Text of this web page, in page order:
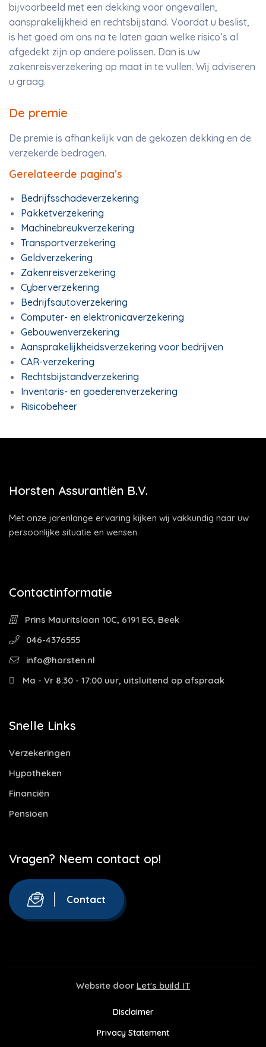
bijvoorbeeld met een dekking voor ongevallen,
aansprakelijkheid en rechtsbijstand. Voordat u beslist,
is het goed om ons na te laten gaan welke risico’s al
afgedekt zijn op andere polissen. Dan is uw
zakenreisverzekering op maat in te vullen. Wij adviseren
u graag.
De premie
De premie is afhankelijk van de gekozen dekking en de
verzekerde bedragen.
Gerelateerde pagina’s
Bedrijfsschadeverzekering
Pakketverzekering
Machinebreukverzekering
Transportverzekering
Geldverzekering
Zakenreisverzekering
Cyberverzekering
Bedrijfsautoverzekering
Computer- en elektronicaverzekering
Gebouwenverzekering
Aansprakelijkheidsverzekering voor bedrijven
CAR-verzekering
Rechtsbijstandverzekering
Inventaris- en goederenverzekering
Risicobeheer
Horsten Assurantiën B.V.
Met onze jarenlange ervaring kijken wij vakkundig naar uw
persoonlijke situatie en wensen.
Contactinformatie
Prins Mauritslaan 10C, 6191 EG, Beek
046-4376555
info@horsten.nl
Ma - Vr 8:30 - 17:00 uur, uitsluitend op afspraak
Snelle Links
Verzekeringen
Hypotheken
Financiën
Pensioen
Vragen? Neem contact op!
Contact
Website door Let's build IT
Disclaimer
Privacy Statement